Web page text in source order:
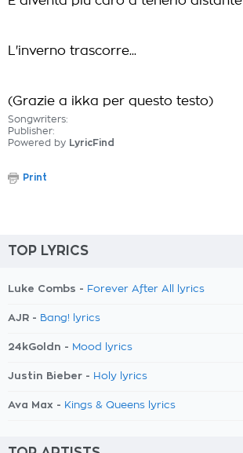
L'inverno trascorre...
(Grazie a ikka per questo testo)
Songwriters:
Publisher:
Powered by LyricFind
Print
TOP LYRICS
Luke Combs - Forever After All lyrics
AJR - Bang! lyrics
24kGoldn - Mood lyrics
Justin Bieber - Holy lyrics
Ava Max - Kings & Queens lyrics